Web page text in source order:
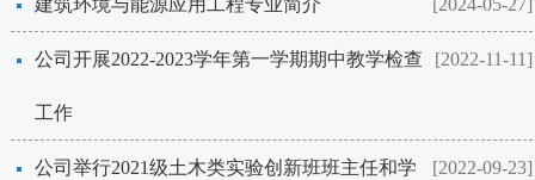
[2024-05-27]
建筑环境与能源应用工程专业简介
[2022-11-11]
公司开展2022-2023学年第一学期期中教学检查
工作
[2022-09-23]
​公司举行2021级土木类实验创新班班主任和学